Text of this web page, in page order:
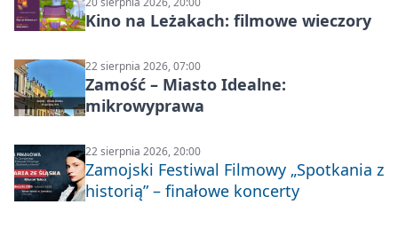
Kino na Leżakach: filmowe wieczory
22 sierpnia 2026, 07:00
Zamość – Miasto Idealne:
mikrowyprawa
22 sierpnia 2026, 20:00
Zamojski Festiwal Filmowy „Spotkania z
historią” – finałowe koncerty